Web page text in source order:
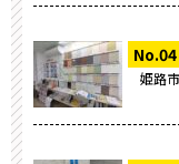
姫路